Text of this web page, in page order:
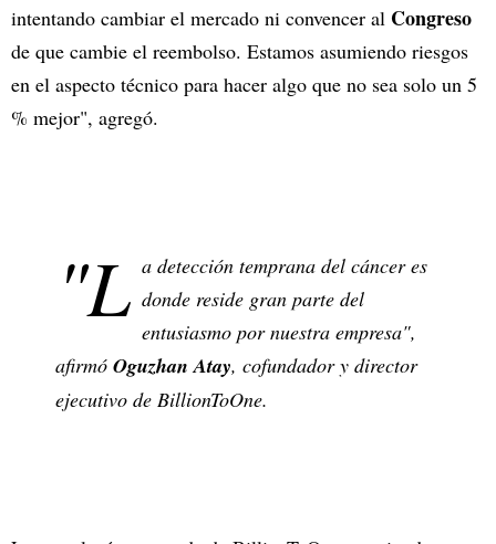
intentando cambiar el mercado ni convencer al Congreso
de que cambie el reembolso. Estamos asumiendo riesgos
en el aspecto técnico para hacer algo que no sea solo un 5
% mejor", agregó.
"L a detección temprana del cáncer es
donde reside gran parte del
entusiasmo por nuestra empresa",
afirmó Oguzhan Atay, cofundador y director
ejecutivo de BillionToOne.